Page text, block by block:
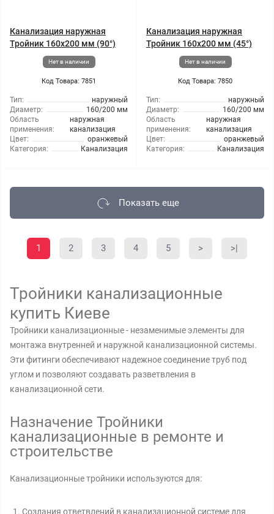
Канализация наружная
Тройник 160x200 мм (90°)
Нет в наличии
Код Товара: 7851
Тип:
наружный
Диаметр:
160/200 мм
Область
применения:
наружная
канализация
Цвет:
оранжевый
Категория:
Канализация
Канализация наружная
Тройник 160x200 мм (45°)
Нет в наличии
Код Товара: 7850
Тип:
наружный
Диаметр:
160/200 мм
Область
применения:
наружная
канализация
Цвет:
оранжевый
Категория:
Канализация
Показать еще
1 2 3 4 5 > >|
Тройники канализационные
купить Киеве
Тройники канализационные - незаменимые элементы для
монтажа внутренней и наружной канализационной системы.
Эти фитинги обеспечивают надежное соединение труб под
углом и позволяют создавать разветвления в
канализационной сети.
Назначение Тройники
канализационные в ремонте и
строительстве
Канализационные тройники используются для:
Создания ответвлений в канализационной системе для